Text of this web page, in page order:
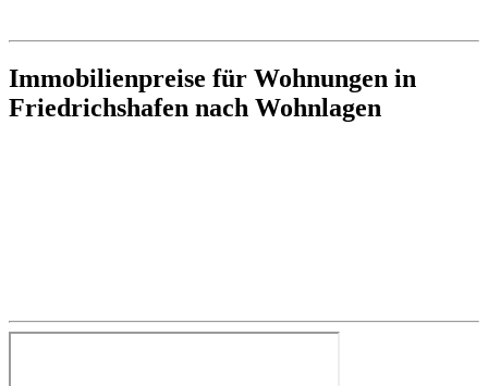
Immobilienpreise für Wohnungen in
Friedrichshafen nach Wohnlagen